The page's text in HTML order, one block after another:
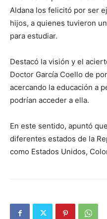
Aldana los felicitó por ser
hijos, a quienes tuvieron
para estudiar.
Destacó la visión y el
Doctor García Coello de
acercando la educación a
podrían acceder a ella.
En este sentido, apuntó
diferentes estados de la
como Estados Unidos,